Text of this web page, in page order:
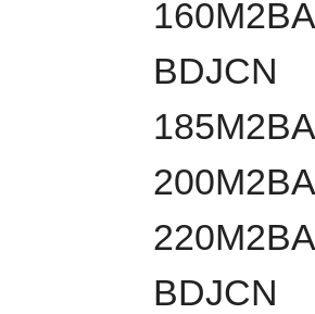
160
BDJCN
185
200
220
BDJCN